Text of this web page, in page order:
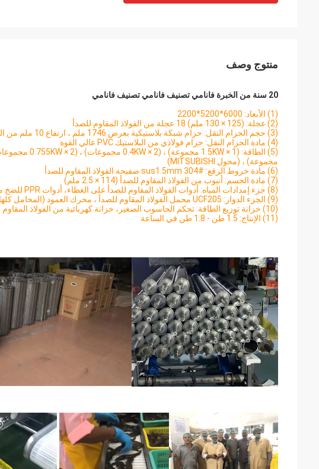
منتوج وصف
20 سنة من الخبرة فانامي تصنيف فانامي تصنيف فانامي
(1) الأبعاد: 6000*5200*2200
(2) عجلة: (125 × 130 ملم) 18 عجلة من الفولاذ المقاوم للصدأ
(3) حجم الحزام النقل: حزام شبكة بلاستيكية بعرض 1746 ملم ، ارتفاع 10 ملم من الجهاز الوقائي ، رفع من مرحلتين.
(4) مادة الحزام النقل: حزام فولاذي من البلاستيك PVC عالي القوة
مجموعة) ، (محول MITSUBISHI)
(6) مادة خروط الرفع: sus1.5mm 304# صفيحة الفولاذ المقاوم للصدأ
(7) مادة الجسم: أنبوب من الفولاذ المقاوم للصدأ (114 × 2.5 ملم)
(8) جزء إمدادات المياه: أدوات الفولاذ المقاوم للصدأ على الغطاء، أدوات PPR للضخ من الفولاذ المقاوم للصدأ
(9) الجزء الدوار: UCF205 محمل الفولاذ المقاوم للصدأ ، محرك العمود (المحامل كلها من الفولاذ المقاوم للصدأ)
(10) خزانة توزيع الطاقة: تحكم الحاسوب الصغير، خزانة كهربائية من الفولاذ المقاوم للصدأ
(11) الإنتاج: 1.5 طن - 1.8 طن في الساعة